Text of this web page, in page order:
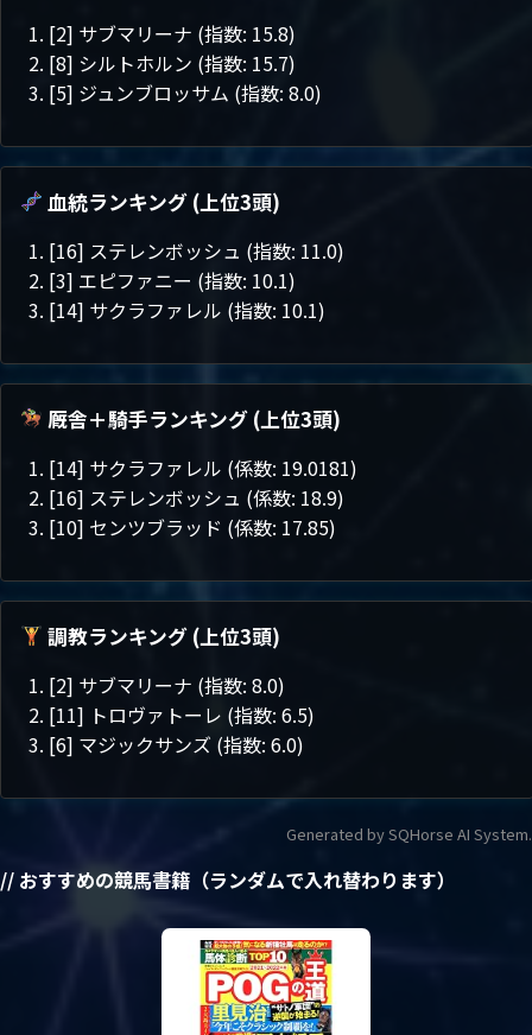
[2] サブマリーナ (指数: 15.8)
[8] シルトホルン (指数: 15.7)
[5] ジュンブロッサム (指数: 8.0)
血統ランキング (上位3頭)
[16] ステレンボッシュ (指数: 11.0)
[3] エピファニー (指数: 10.1)
[14] サクラファレル (指数: 10.1)
厩舎＋騎手ランキング (上位3頭)
[14] サクラファレル (係数: 19.0181)
[16] ステレンボッシュ (係数: 18.9)
[10] センツブラッド (係数: 17.85)
調教ランキング (上位3頭)
[2] サブマリーナ (指数: 8.0)
[11] トロヴァトーレ (指数: 6.5)
[6] マジックサンズ (指数: 6.0)
Generated by SQHorse AI System.
// おすすめの競馬書籍（ランダムで入れ替わります）